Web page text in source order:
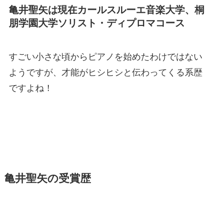
亀井聖矢は現在カールスルーエ音楽大学、桐
朋学園大学ソリスト・ディプロマコース
すごい小さな頃からピアノを始めたわけではない
ようですが、才能がヒシヒシと伝わってくる系歴
ですよね！
亀井聖矢の受賞歴